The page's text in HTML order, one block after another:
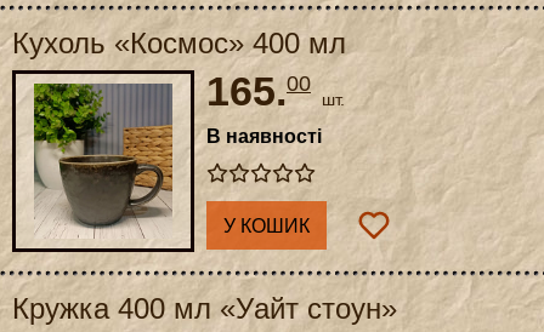
Кухоль «Космос» 400 мл
165.00
шт.
В наявності
У КОШИК
Кружка 400 мл «Уайт стоун»